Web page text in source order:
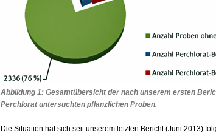
Abbildung 1: Gesamtübersicht der nach unserem ersten
Perchlorat untersuchten pflanzlichen Proben.
Die Situation hat sich seit unserem letzten Bericht (Juni 2013)